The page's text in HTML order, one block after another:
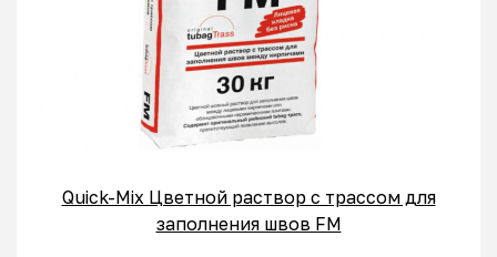
Quick-Mix Цветной раствор с трассом для
заполнения швов FM